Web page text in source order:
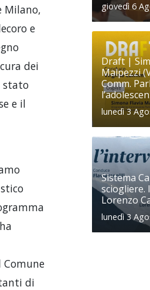
Milano,
e
dei
stato
e il
Comune
di
giovedì 6
Draft |
Malpezzi
Comm.
lunedì 3
Sistema
sciogliere.
Lorenzo
lunedì 3